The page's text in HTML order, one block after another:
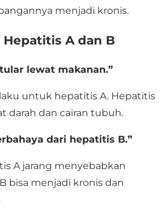
menjadi kronis.
A dan B
lewat makanan.”
untuk hepatitis A. Hepatitis
darah dan cairan tubuh.
dari hepatitis B.”
A jarang menyebabkan
bisa menjadi kronis dan